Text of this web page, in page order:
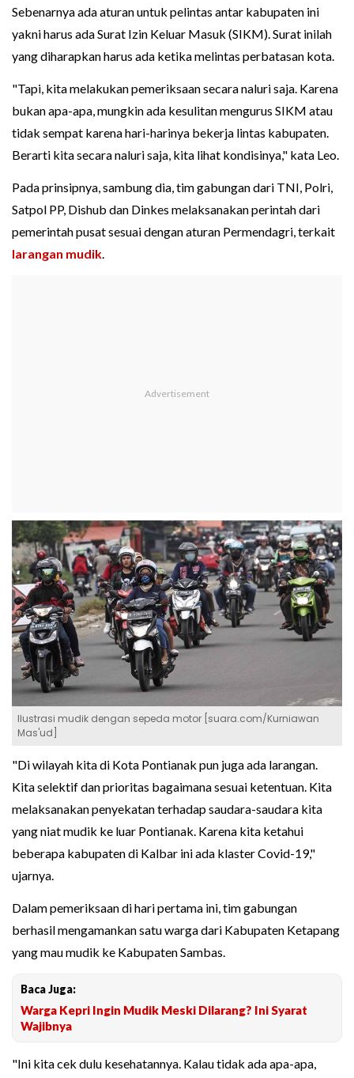
Sebenarnya ada aturan untuk pelintas antar kabupaten ini
yakni harus ada Surat Izin Keluar Masuk (SIKM). Surat inilah
yang diharapkan harus ada ketika melintas perbatasan kota.
"Tapi, kita melakukan pemeriksaan secara naluri saja. Karena
bukan apa-apa, mungkin ada kesulitan mengurus SIKM atau
tidak sempat karena hari-harinya bekerja lintas kabupaten.
Berarti kita secara naluri saja, kita lihat kondisinya," kata Leo.
Pada prinsipnya, sambung dia, tim gabungan dari TNI, Polri,
Satpol PP, Dishub dan Dinkes melaksanakan perintah dari
pemerintah pusat sesuai dengan aturan Permendagri, terkait
larangan mudik.
Ilustrasi mudik dengan sepeda motor [suara.com/Kurniawan
Mas'ud]
"Di wilayah kita di Kota Pontianak pun juga ada larangan.
Kita selektif dan prioritas bagaimana sesuai ketentuan. Kita
melaksanakan penyekatan terhadap saudara-saudara kita
yang niat mudik ke luar Pontianak. Karena kita ketahui
beberapa kabupaten di Kalbar ini ada klaster Covid-19,"
ujarnya.
Dalam pemeriksaan di hari pertama ini, tim gabungan
berhasil mengamankan satu warga dari Kabupaten Ketapang
yang mau mudik ke Kabupaten Sambas.
Baca Juga:
Warga Kepri Ingin Mudik Meski Dilarang? Ini Syarat
Wajibnya
"Ini kita cek dulu kesehatannya. Kalau tidak ada apa-apa,